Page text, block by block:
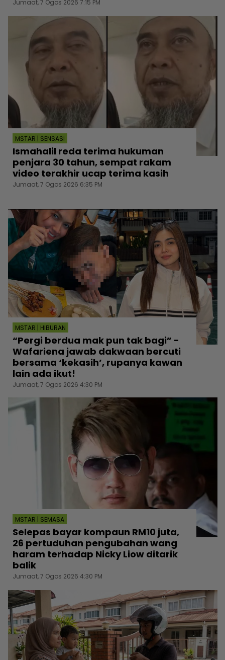
Jumaat, 7 Ogos 2026 7:15 PM
MSTAR | SENSASI
Ismahalil reda terima hukuman
penjara 30 tahun, sempat rakam
video terakhir ucap terima kasih
Jumaat, 7 Ogos 2026 6:35 PM
MSTAR | HIBURAN
“Pergi berdua mak pun tak bagi” -
Wafariena jawab dakwaan bercuti
bersama ‘kekasih’, rupanya kawan
lain ada ikut!
Jumaat, 7 Ogos 2026 4:30 PM
MSTAR | SEMASA
Selepas bayar kompaun RM10 juta,
26 pertuduhan pengubahan wang
haram terhadap Nicky Liow ditarik
balik
Jumaat, 7 Ogos 2026 4:30 PM